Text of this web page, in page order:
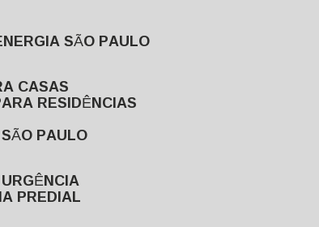
SÃO PAULO
CASAS
RESIDÊNCIAS
PAULO
PREDIAL